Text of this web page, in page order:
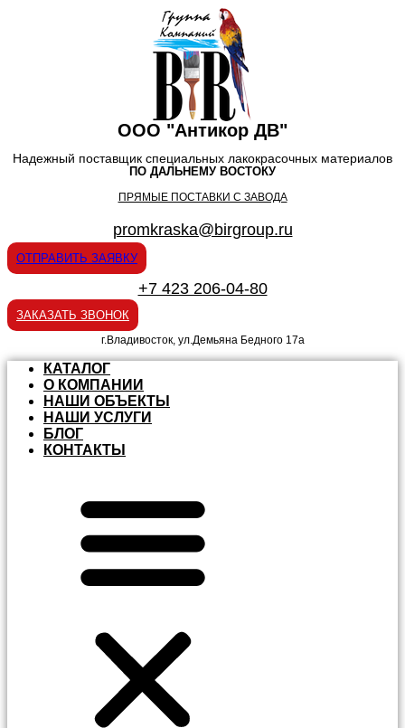
ООО "Антикор ДВ"
Надежный поставщик специальных лакокрасочных материалов
ПО ДАЛЬНЕМУ ВОСТОКУ
ПРЯМЫЕ ПОСТАВКИ С ЗАВОДА
promkraska@birgroup.ru
ОТПРАВИТЬ ЗАЯВКУ
+7 423 206-04-80
ЗАКАЗАТЬ ЗВОНОК
г.Владивосток, ул.Демьяна Бедного 17а
КАТАЛОГ
О КОМПАНИИ
НАШИ ОБЪЕКТЫ
НАШИ УСЛУГИ
БЛОГ
КОНТАКТЫ